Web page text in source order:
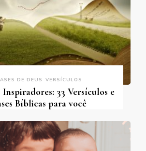
DE DEUS VERSÍCULOS
Inspiradores: 33 Versículos e
Bíblicas para você